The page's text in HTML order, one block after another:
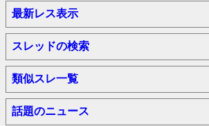
最新レス表示
スレッドの検索
類似スレ一覧
話題のニュース